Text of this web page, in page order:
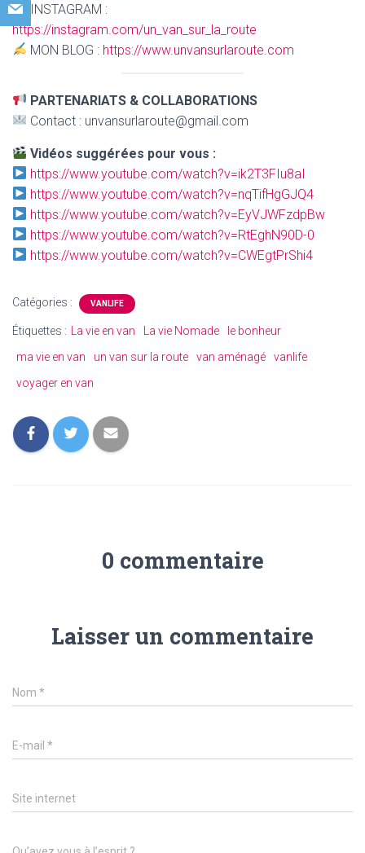
INSTAGRAM :
https://instagram.com/un_van_sur_la_route
MON BLOG : https://www.unvansurlaroute.com
PARTENARIATS & COLLABORATIONS
Contact : unvansurlaroute@gmail.com
Vidéos suggérées pour vous :
https://www.youtube.com/watch?v=ik2T3FIu8aI
https://www.youtube.com/watch?v=nqTifHgGJQ4
https://www.youtube.com/watch?v=EyVJWFzdpBw
https://www.youtube.com/watch?v=RtEghN90D-0
https://www.youtube.com/watch?v=CWEgtPrShi4
Catégories : VANLIFE
Étiquettes : La vie en van La vie Nomade
le bonheur
ma vie en van
un van sur la route van aménagé
vanlife
voyager en van
0 commentaire
Laisser un commentaire
Nom *
E-mail *
Site internet